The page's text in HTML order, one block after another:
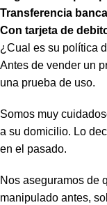
Transferencia
Con tarjeta de
¿Cual es su política
Antes de vender un
una prueba de uso.
Somos muy
a su domicilio. Lo
en el pasado.
Nos aseguramos de
manipulado antes,